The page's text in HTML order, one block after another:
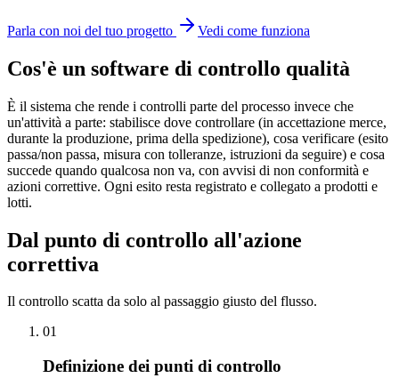
Parla con noi del tuo progetto Vedi come funziona
Cos'è un software di controllo qualità
È il sistema che rende i controlli parte del processo invece che
un'attività a parte: stabilisce dove controllare (in accettazione merce,
durante la produzione, prima della spedizione), cosa verificare (esito
passa/non passa, misura con tolleranze, istruzioni da seguire) e cosa
succede quando qualcosa non va, con avvisi di non conformità e
azioni correttive. Ogni esito resta registrato e collegato a prodotti e
lotti.
Dal punto di controllo all'azione
correttiva
Il controllo scatta da solo al passaggio giusto del flusso.
01
Definizione dei punti di controllo